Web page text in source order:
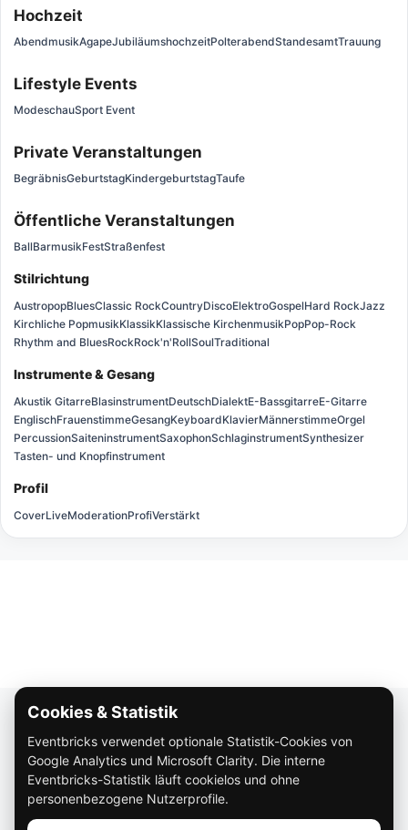
Hochzeit
AbendmusikAgapeJubiläumshochzeitPolterabendStandesamtTrauung
Lifestyle Events
ModeschauSport Event
Private Veranstaltungen
BegräbnisGeburtstagKindergeburtstagTaufe
Öffentliche Veranstaltungen
BallBarmusikFestStraßenfest
Stilrichtung
AustropopBluesClassic RockCountryDiscoElektroGospelHard RockJazz
Kirchliche PopmusikKlassikKlassische KirchenmusikPopPop-Rock
Rhythm and BluesRockRock'n'RollSoulTraditional
Instrumente & Gesang
Akustik GitarreBlasinstrumentDeutschDialektE-BassgitarreE-Gitarre
EnglischFrauenstimmeGesangKeyboardKlavierMännerstimmeOrgel
PercussionSaiteninstrumentSaxophonSchlaginstrumentSynthesizer
Tasten- und Knopfinstrument
Profil
CoverLiveModerationProfiVerstärkt
Über Eventbricks
So funktioniert Eventbricks
Impressum
Datenschutz
Cookies & Statistik
Eventbricks verwendet optionale Statistik-Cookies von
Google Analytics und Microsoft Clarity. Die interne
Eventbricks-Statistik läuft cookielos und ohne
personenbezogene Nutzerprofile.